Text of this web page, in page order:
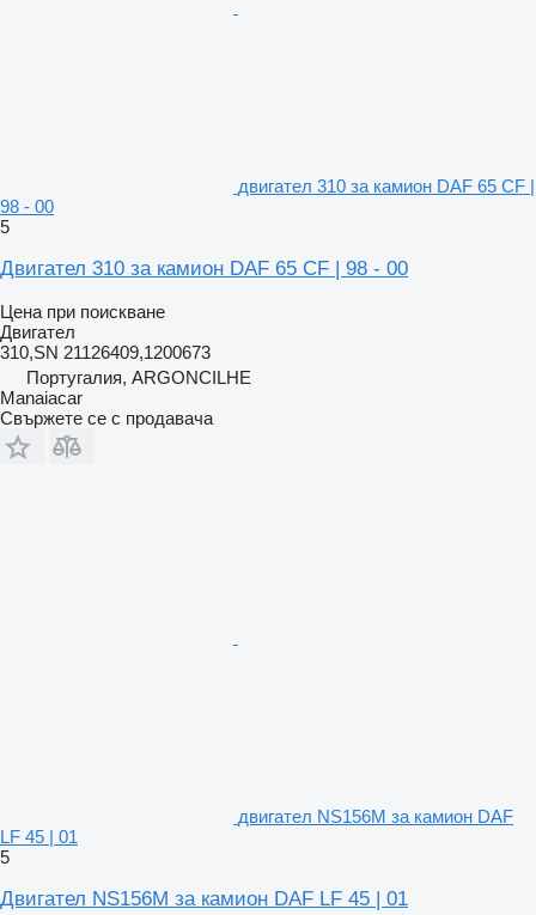
двигател 310 за камион DAF 65 CF |
98 - 00
5
Двигател 310 за камион DAF 65 CF | 98 - 00
Цена при поискване
Двигател
310,SN 21126409,1200673
Португалия, ARGONCILHE
Manaiacar
Свържете се с продавача
двигател NS156M за камион DAF
LF 45 | 01
5
Двигател NS156M за камион DAF LF 45 | 01